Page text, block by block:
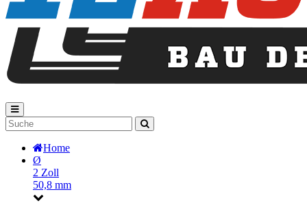
Home
Ø
2 Zoll
50,8 mm